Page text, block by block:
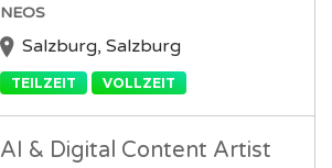
NEOS
Salzburg, Salzburg
TEILZEIT VOLLZEIT
AI & Digital Content Artist